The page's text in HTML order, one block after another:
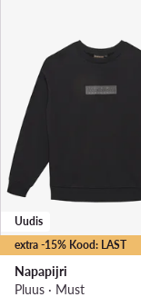
extra -15% Kood: LAST
Uudis
Napapijri
Pluus · Must